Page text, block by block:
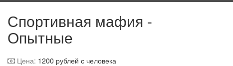
Спортивная мафия -
Опытные
Цена: 1200 рублей с человека